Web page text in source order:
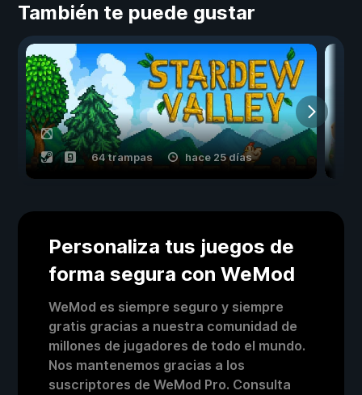
También te puede gustar
64 trampas hace 25 días
Personaliza tus juegos de
forma segura con WeMod
WeMod es siempre seguro y siempre
gratis gracias a nuestra comunidad de
millones de jugadores de todo el mundo.
Nos mantenemos gracias a los
suscriptores de WeMod Pro. Consulta